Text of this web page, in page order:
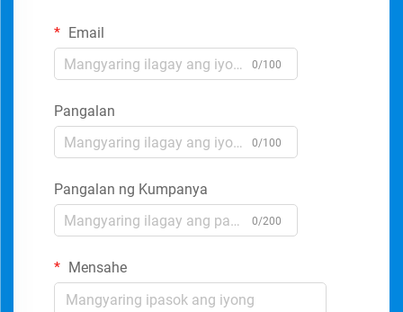
Email
0/100
Pangalan
0/100
Pangalan ng Kumpanya
0/200
Mensahe